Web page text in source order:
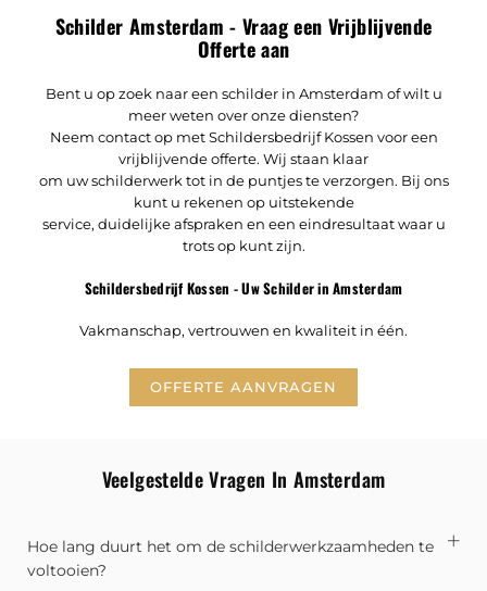
Ontdek dit knusse appartement nabij het Leidseplein, waar
we met veel aandacht voor detail een warme en
Schilder Amsterdam - Vraag een Vrijblijvende
Offerte aan
Bent u op zoek naar een schilder in Amsterdam of wilt u
meer weten over onze diensten?
Neem contact op met Schildersbedrijf Kossen voor een
vrijblijvende offerte. Wij staan klaar
om uw schilderwerk tot in de puntjes te verzorgen. Bij ons
kunt u rekenen op uitstekende
service, duidelijke afspraken en een eindresultaat waar u
trots op kunt zijn.
Schildersbedrijf Kossen - Uw Schilder in Amsterdam
Vakmanschap, vertrouwen en kwaliteit in één.
OFFERTE AANVRAGEN
Veelgestelde Vragen In Amsterdam
Hoe lang duurt het om de schilderwerkzaamheden te
voltooien?